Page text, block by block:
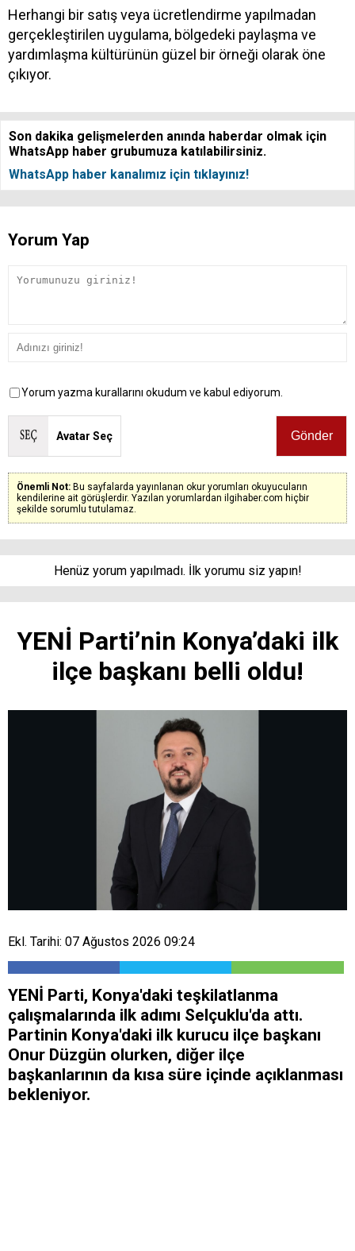
Herhangi bir satış veya ücretlendirme yapılmadan
gerçekleştirilen uygulama, bölgedeki paylaşma ve
yardımlaşma kültürünün güzel bir örneği olarak öne
çıkıyor.
Son dakika gelişmelerden anında haberdar olmak için
WhatsApp haber grubumuza katılabilirsiniz.
WhatsApp haber kanalımız için tıklayınız!
Yorum Yap
Yorum yazma kurallarını okudum ve kabul ediyorum.
Avatar Seç
Önemli Not: Bu sayfalarda yayınlanan okur yorumları okuyucuların
kendilerine ait görüşlerdir. Yazılan yorumlardan ilgihaber.com hiçbir
şekilde sorumlu tutulamaz.
Henüz yorum yapılmadı. İlk yorumu siz yapın!
YENİ Parti’nin Konya’daki ilk
ilçe başkanı belli oldu!
Ekl. Tarihi: 07 Ağustos 2026 09:24
YENİ Parti, Konya'daki teşkilatlanma
çalışmalarında ilk adımı Selçuklu'da attı.
Partinin Konya'daki ilk kurucu ilçe başkanı
Onur Düzgün olurken, diğer ilçe
başkanlarının da kısa süre içinde açıklanması
bekleniyor.